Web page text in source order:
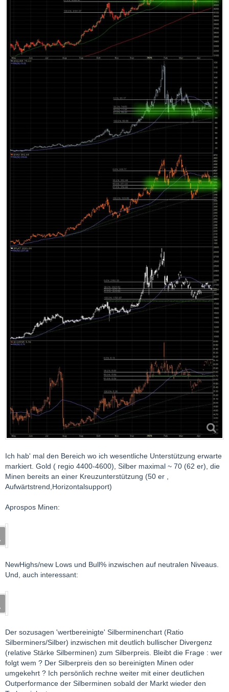
Ich hab' mal den Bereich wo ich wesentliche Unterstützung erwarte
markiert. Gold ( regio 4400-4600), Silber maximal ~ 70 (62 er), die
Minen bereits an einer Kreuzunterstützung (50 er ,
Aufwärtstrend,Horizontalsupport)
Aprospos Minen:
NewHighs/new Lows und Bull% inzwischen auf neutralen Niveaus.
Und, auch interessant:
Der sozusagen 'wertbereinigte' Silberminenchart (Ratio
Silberminers/Silber) inzwischen mit deutlich bullischer Divergenz
(relative Stärke Silberminen) zum Silberpreis. Bleibt die Frage : wer
folgt wem ? Der Silberpreis den so bereinigten Minen oder
umgekehrt ? Ich persönlich rechne weiter mit einer deutlichen
Outperformance der Silberminen sobald der Markt wieder den